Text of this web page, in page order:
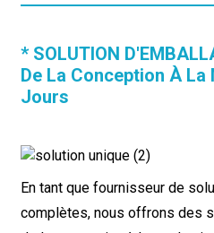
* SOLUTION
De La Conception À La
Jours
En tant que fournisseur de
complètes, nous offrons des